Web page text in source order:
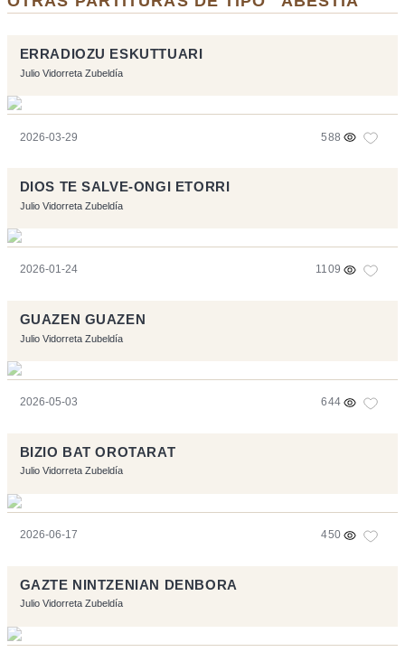
ERRADIOZU ESKUTTUARI
Julio Vidorreta Zubeldía
2026-03-29 588
DIOS TE SALVE-ONGI ETORRI
Julio Vidorreta Zubeldía
2026-01-24 1109
GUAZEN GUAZEN
Julio Vidorreta Zubeldía
2026-05-03 644
BIZIO BAT OROTARAT
Julio Vidorreta Zubeldía
2026-06-17 450
GAZTE NINTZENIAN DENBORA
Julio Vidorreta Zubeldía